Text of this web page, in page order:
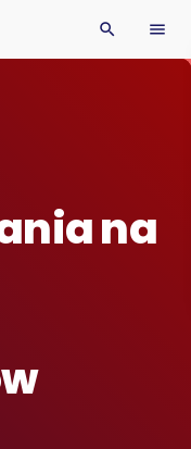
search menu
na